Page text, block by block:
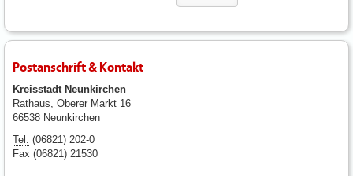
Postanschrift & Kontakt
Kreisstadt Neunkirchen
Rathaus, Oberer Markt 16
66538 Neunkirchen
Tel. (06821) 202-0
Fax (06821) 21530